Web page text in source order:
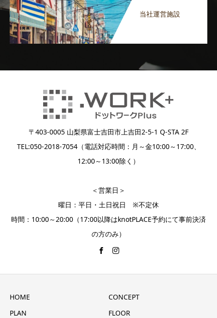
当社運営施設
〒403-0005 山梨県富士吉田市上吉田2-5-1 Q-STA 2F
TEL:050-2018-7054（電話対応時間：月～金10:00～17:00、
12:00～13:00除く）
＜営業日＞
曜日：平日・土日祝日 ※不定休
時間：10:00～20:00（17:00以降はknotPLACE予約にて事前決済
の方のみ）
HOME
CONCEPT
PLAN
FLOOR